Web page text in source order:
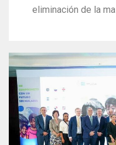
eliminación de la